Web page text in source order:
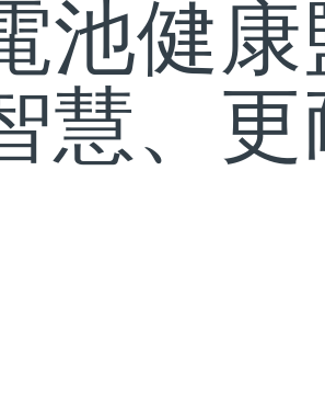
池健康
慧、更